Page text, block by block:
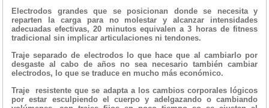
Electrodos grandes que se posicionan donde se necesita y
reparten la carga para no molestar y alcanzar intensidades
adecuadas efectivas, 20 minutos equivalen a 3 horas de fitness
tradicional sin implicar articulaciones ni tendones.
Traje separado de electrodos lo que hace que al cambiarlo por
desgaste al cabo de años no sea necesario también cambiar
electrodos, lo que se traduce en mucho más económico.
Traje resistente que se adapta a los cambios corporales lógicos
por estar esculpiendo el cuerpo y adelgazando o cambiando